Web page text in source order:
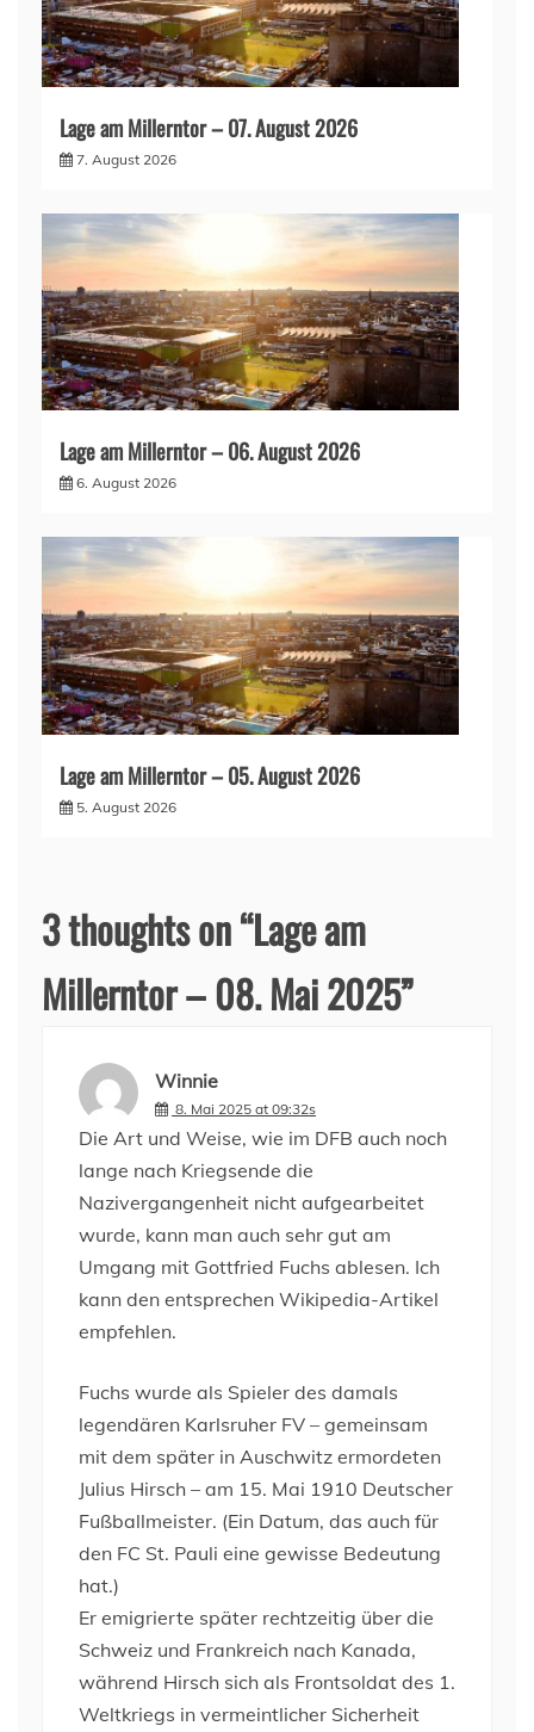
Lage am Millerntor – 07. August 2026
7. August 2026
Lage am Millerntor – 06. August 2026
6. August 2026
Lage am Millerntor – 05. August 2026
5. August 2026
3 thoughts on “Lage am
Millerntor – 08. Mai 2025”
Winnie
8. Mai 2025 at 09:32s
Die Art und Weise, wie im DFB auch noch
lange nach Kriegsende die
Nazivergangenheit nicht aufgearbeitet
wurde, kann man auch sehr gut am
Umgang mit Gottfried Fuchs ablesen. Ich
kann den entsprechen Wikipedia-Artikel
empfehlen.
Fuchs wurde als Spieler des damals
legendären Karlsruher FV – gemeinsam
mit dem später in Auschwitz ermordeten
Julius Hirsch – am 15. Mai 1910 Deutscher
Fußballmeister. (Ein Datum, das auch für
den FC St. Pauli eine gewisse Bedeutung
hat.)
Er emigrierte später rechtzeitig über die
Schweiz und Frankreich nach Kanada,
während Hirsch sich als Frontsoldat des 1.
Weltkriegs in vermeintlicher Sicherheit